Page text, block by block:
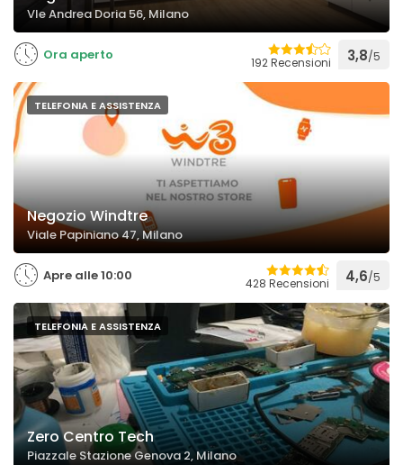
Vle Andrea Doria 56, Milano
Ora aperto 192 Recensioni 3,8/5
TELEFONIA E ASSISTENZA
Negozio Windtre
Viale Papiniano 47, Milano
Apre alle 10:00 428 Recensioni 4,6/5
TELEFONIA E ASSISTENZA
Zero Centro Tech
Piazzale Stazione Genova 2, Milano